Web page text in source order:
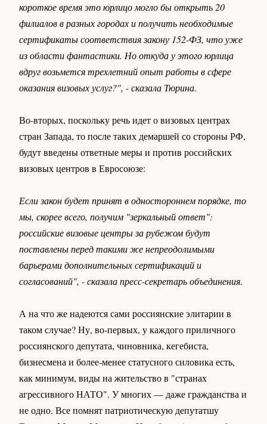
короткое время это юрлицо могло бы открыть 20
филиалов в разных городах и получить необходимые
сертификаты соответствия закону 152-ФЗ, что уже
из области фантастики. Но откуда у этого юрлица
вдруг возьмется трехлетний опыт работы в сфере
оказания визовых услуг?", - сказала Тюрина.
Во-вторых, поскольку речь идет о визовых центрах
стран Запада, то после таких демаршей со стороны РФ,
будут введены ответные меры и против российских
визовых центров в Евросоюзе:
Если закон будет принят в одностороннем порядке, то
мы, скорее всего, получим "зеркальный ответ":
российские визовые центры за рубежом будут
поставлены перед такими же непреодолимыми
барьерами дополнительных сертификаций и
согласований", - сказала пресс-секретарь объединения.
А на что же надеются сами россиянские элитарии в
таком случае? Ну, во-первых, у каждого приличного
россиянского депутата, чиновника, кегебиста,
бизнесмена и более-менее статусного силовика есть,
как минимум, виды на жительство в "странах
агрессивного НАТО". У многих — даже гражданства и
не одно. Все помнят патриотическую депутатшу